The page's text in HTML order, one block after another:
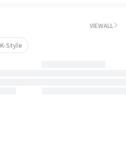
VIEWALL
K-Style